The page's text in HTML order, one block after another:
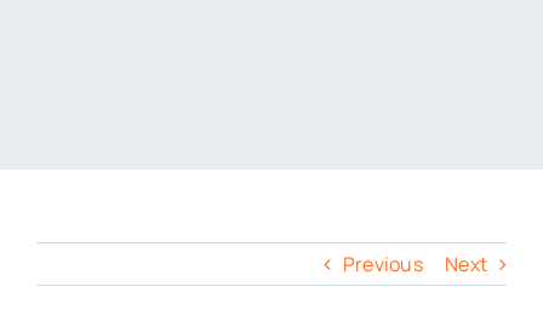
Previous Next